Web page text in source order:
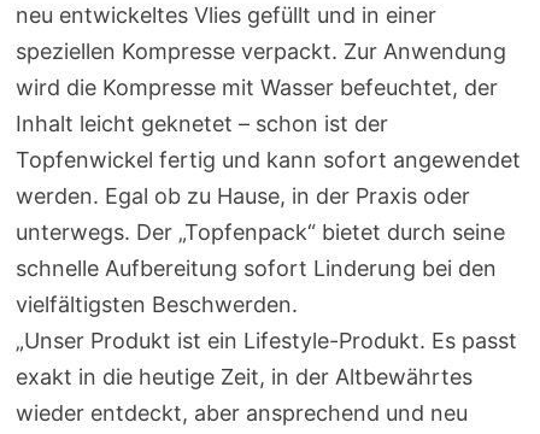
neu entwickeltes Vlies gefüllt und in einer
speziellen Kompresse verpackt. Zur Anwendung
wird die Kompresse mit Wasser befeuchtet, der
Inhalt leicht geknetet – schon ist der
Topfenwickel fertig und kann sofort angewendet
werden. Egal ob zu Hause, in der Praxis oder
unterwegs. Der „Topfenpack“ bietet durch seine
schnelle Aufbereitung sofort Linderung bei den
vielfältigsten Beschwerden.
„Unser Produkt ist ein Lifestyle-Produkt. Es passt
exakt in die heutige Zeit, in der Altbewährtes
wieder entdeckt, aber ansprechend und neu